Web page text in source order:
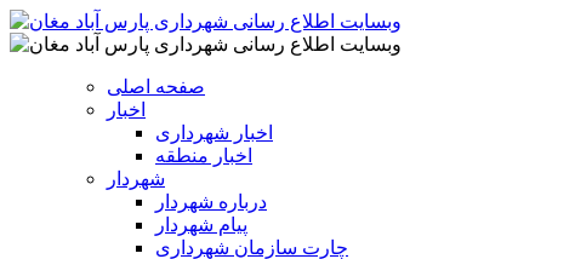
صفحه اصلی
اخبار
اخبار شهرداری
اخبار منطقه
شهردار
درباره شهردار
پیام شهردار
چارت سازمان شهرداری